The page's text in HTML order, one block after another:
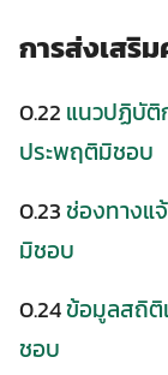
การส่งเสริม
0.22 แนวปฏิบัติ
ประพฤติมิชอบ
0.23ช่องทางแ
มิชอบ
0.24ข้อมูลสถิติ
ชอบ